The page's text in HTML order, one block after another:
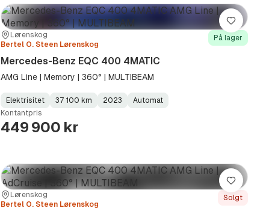
Sted:
Lørenskog
Forhandler:
Bertel O. Steen Lørenskog
På lager
Mercedes-Benz EQC 400 4MATIC
AMG Line | Memory | 360° | MULTIBEAM
Fuel
Type:
Elektrisitet
Kilometerstand:
37 100 km
Model
Year:
2023
Gearbox
Type:
Automat
Kontantpris
449 900 kr
Lagre
Sted:
Lørenskog
Forhandler:
Bertel O. Steen Lørenskog
Solgt
Lagre